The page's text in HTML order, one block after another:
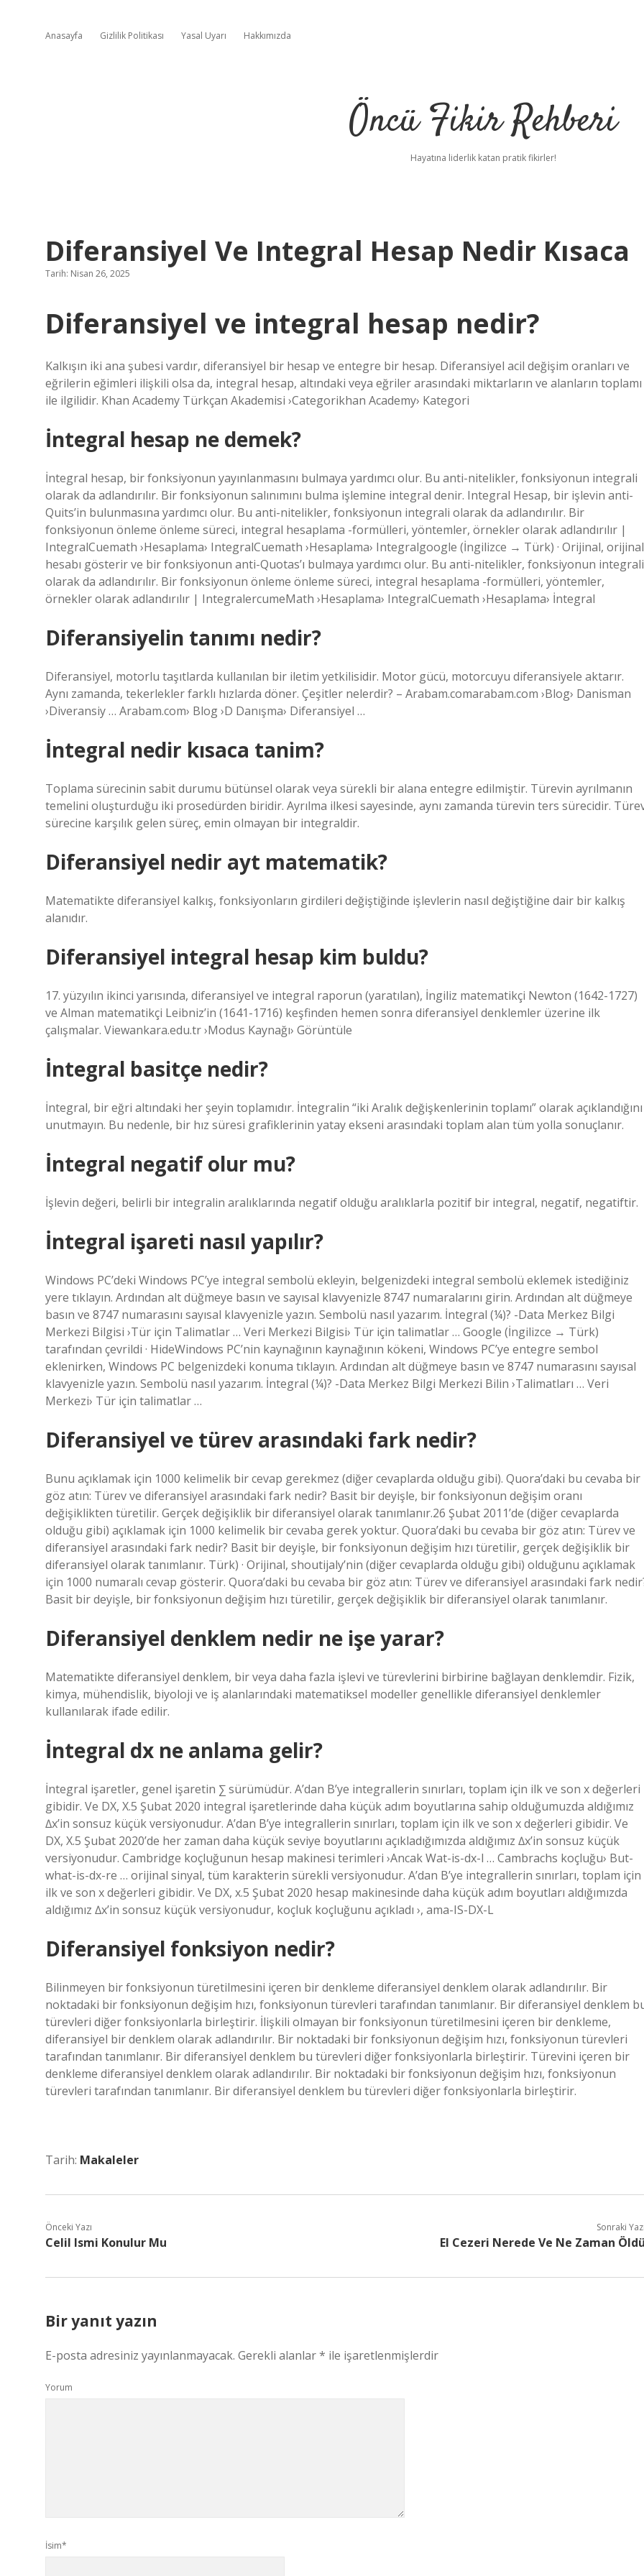
Anasayfa Gizlilik Politikası Yasal Uyarı Hakkımızda
Öncü Fikir Rehberi
Hayatına liderlik katan pratik fikirler!
Diferansiyel Ve Integral Hesap Nedir Kısaca
Tarih: Nisan 26, 2025
Diferansiyel ve integral hesap nedir?
Kalkışın iki ana şubesi vardır, diferansiyel bir hesap ve entegre bir hesap. Diferansiyel acil değişim oranları ve
eğrilerin eğimleri ilişkili olsa da, integral hesap, altındaki veya eğriler arasındaki miktarların ve alanların toplamı
ile ilgilidir. Khan Academy Türkçan Akademisi ›Categorikhan Academy› Kategori
İntegral hesap ne demek?
İntegral hesap, bir fonksiyonun yayınlanmasını bulmaya yardımcı olur. Bu anti-nitelikler, fonksiyonun integrali
olarak da adlandırılır. Bir fonksiyonun salınımını bulma işlemine integral denir. Integral Hesap, bir işlevin anti-
Quits’in bulunmasına yardımcı olur. Bu anti-nitelikler, fonksiyonun integrali olarak da adlandırılır. Bir
fonksiyonun önleme önleme süreci, integral hesaplama -formülleri, yöntemler, örnekler olarak adlandırılır |
IntegralCuemath ›Hesaplama› IntegralCuemath ›Hesaplama› Integralgoogle (İngilizce → Türk) · Orijinal, orijinal
hesabı gösterir ve bir fonksiyonun anti-Quotas’ı bulmaya yardımcı olur. Bu anti-nitelikler, fonksiyonun integrali
olarak da adlandırılır. Bir fonksiyonun önleme önleme süreci, integral hesaplama -formülleri, yöntemler,
örnekler olarak adlandırılır | IntegralercumeMath ›Hesaplama› IntegralCuemath ›Hesaplama› İntegral
Diferansiyelin tanımı nedir?
Diferansiyel, motorlu taşıtlarda kullanılan bir iletim yetkilisidir. Motor gücü, motorcuyu diferansiyele aktarır.
Aynı zamanda, tekerlekler farklı hızlarda döner. Çeşitler nelerdir? – Arabam.comarabam.com ›Blog› Danisman
›Diveransiy … Arabam.com› Blog ›D Danışma› Diferansiyel …
İntegral nedir kısaca tanim?
Toplama sürecinin sabit durumu bütünsel olarak veya sürekli bir alana entegre edilmiştir. Türevin ayrılmanın
temelini oluşturduğu iki prosedürden biridir. Ayrılma ilkesi sayesinde, aynı zamanda türevin ters sürecidir.
sürecine karşılık gelen süreç, emin olmayan bir integraldir.
Diferansiyel nedir ayt matematik?
Matematikte diferansiyel kalkış, fonksiyonların girdileri değiştiğinde işlevlerin nasıl değiştiğine dair bir kalkış
alanıdır.
Diferansiyel integral hesap kim buldu?
17. yüzyılın ikinci yarısında, diferansiyel ve integral raporun (yaratılan), İngiliz matematikçi Newton (1642-1727)
ve Alman matematikçi Leibniz’in (1641-1716) keşfinden hemen sonra diferansiyel denklemler üzerine ilk
çalışmalar. Viewankara.edu.tr ›Modus Kaynağı› Görüntüle
İntegral basitçe nedir?
İntegral, bir eğri altındaki her şeyin toplamıdır. İntegralin “iki Aralık değişkenlerinin toplamı” olarak açıklandığını
unutmayın. Bu nedenle, bir hız süresi grafiklerinin yatay ekseni arasındaki toplam alan tüm yolla sonuçlanır.
İntegral negatif olur mu?
İşlevin değeri, belirli bir integralin aralıklarında negatif olduğu aralıklarla pozitif bir integral, negatif, negatiftir.
İntegral işareti nasıl yapılır?
Windows PC’deki Windows PC’ye integral sembolü ekleyin, belgenizdeki integral sembolü eklemek istediğiniz
yere tıklayın. Ardından alt düğmeye basın ve sayısal klavyenizle 8747 numaralarını girin. Ardından alt düğmeye
basın ve 8747 numarasını sayısal klavyenizle yazın. Sembolü nasıl yazarım. İntegral (¼)? -Data Merkez Bilgi
Merkezi Bilgisi ›Tür için Talimatlar … Veri Merkezi Bilgisi› Tür için talimatlar … Google (İngilizce → Türk)
tarafından çevrildi · HideWindows PC’nin kaynağının kaynağının kökeni, Windows PC’ye entegre sembol
eklenirken, Windows PC belgenizdeki konuma tıklayın. Ardından alt düğmeye basın ve 8747 numarasını sayısal
klavyenizle yazın. Sembolü nasıl yazarım. İntegral (¼)? -Data Merkez Bilgi Merkezi Bilin ›Talimatları … Veri
Merkezi› Tür için talimatlar …
Diferansiyel ve türev arasındaki fark nedir?
Bunu açıklamak için 1000 kelimelik bir cevap gerekmez (diğer cevaplarda olduğu gibi). Quora’daki bu cevaba bir
göz atın: Türev ve diferansiyel arasındaki fark nedir? Basit bir deyişle, bir fonksiyonun değişim oranı
değişiklikten türetilir. Gerçek değişiklik bir diferansiyel olarak tanımlanır.26 Şubat 2011’de (diğer cevaplarda
olduğu gibi) açıklamak için 1000 kelimelik bir cevaba gerek yoktur. Quora’daki bu cevaba bir göz atın: Türev ve
diferansiyel arasındaki fark nedir? Basit bir deyişle, bir fonksiyonun değişim hızı türetilir, gerçek değişiklik bir
diferansiyel olarak tanımlanır. Türk) · Orijinal, shoutijaly’nin (diğer cevaplarda olduğu gibi) olduğunu açıklamak
için 1000 numaralı cevap gösterir. Quora’daki bu cevaba bir göz atın: Türev ve diferansiyel arasındaki fark
Basit bir deyişle, bir fonksiyonun değişim hızı türetilir, gerçek değişiklik bir diferansiyel olarak tanımlanır.
Diferansiyel denklem nedir ne işe yarar?
Matematikte diferansiyel denklem, bir veya daha fazla işlevi ve türevlerini birbirine bağlayan denklemdir. Fizik,
kimya, mühendislik, biyoloji ve iş alanlarındaki matematiksel modeller genellikle diferansiyel denklemler
kullanılarak ifade edilir.
İntegral dx ne anlama gelir?
İntegral işaretler, genel işaretin ∑ sürümüdür. A’dan B’ye integrallerin sınırları, toplam için ilk ve son x değerleri
gibidir. Ve DX, X.5 Şubat 2020 integral işaretlerinde daha küçük adım boyutlarına sahip olduğumuzda aldığımız
∆x’in sonsuz küçük versiyonudur. A’dan B’ye integrallerin sınırları, toplam için ilk ve son x değerleri gibidir. Ve
DX, X.5 Şubat 2020’de her zaman daha küçük seviye boyutlarını açıkladığımızda aldığımız ∆x’in sonsuz küçük
versiyonudur. Cambridge koçluğunun hesap makinesi terimleri ›Ancak Wat-is-dx-l … Cambrachs koçluğu› But-
what-is-dx-re … orijinal sinyal, tüm karakterin sürekli versiyonudur. A’dan B’ye integrallerin sınırları, toplam için
ilk ve son x değerleri gibidir. Ve DX, x.5 Şubat 2020 hesap makinesinde daha küçük adım boyutları aldığımızda
aldığımız ∆x’in sonsuz küçük versiyonudur, koçluk koçluğunu açıkladı ›, ama-IS-DX-L
Diferansiyel fonksiyon nedir?
Bilinmeyen bir fonksiyonun türetilmesini içeren bir denkleme diferansiyel denklem olarak adlandırılır. Bir
noktadaki bir fonksiyonun değişim hızı, fonksiyonun türevleri tarafından tanımlanır. Bir diferansiyel denklem
türevleri diğer fonksiyonlarla birleştirir. İlişkili olmayan bir fonksiyonun türetilmesini içeren bir denkleme,
diferansiyel bir denklem olarak adlandırılır. Bir noktadaki bir fonksiyonun değişim hızı, fonksiyonun türevleri
tarafından tanımlanır. Bir diferansiyel denklem bu türevleri diğer fonksiyonlarla birleştirir. Türevini içeren bir
denkleme diferansiyel denklem olarak adlandırılır. Bir noktadaki bir fonksiyonun değişim hızı, fonksiyonun
türevleri tarafından tanımlanır. Bir diferansiyel denklem bu türevleri diğer fonksiyonlarla birleştirir.
Tarih: Makaleler
Önceki Yazı
Celil Ismi Konulur Mu
Sonraki
El Cezeri Nerede Ve Ne Zaman
Bir yanıt yazın
E-posta adresiniz yayınlanmayacak. Gerekli alanlar* ile işaretlenmişlerdir
Yorum
İsim*